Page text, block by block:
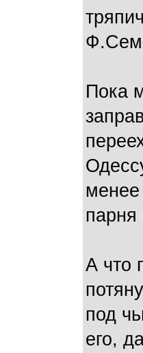
Пока
менее
А что
под
его,